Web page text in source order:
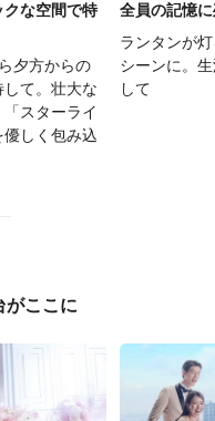
クな空間で特
夕方からの
て。壮大な
スターライ
優しく包み込
全員の記憶
ランタンが
シーンに。
して
がここに